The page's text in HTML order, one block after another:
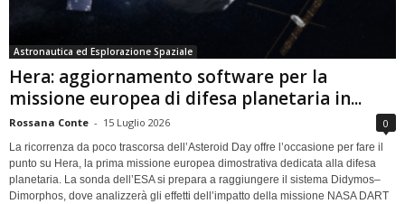
Astronautica ed Esplorazione Spaziale
Hera: aggiornamento software per la
missione europea di difesa planetaria in...
Rossana Conte - 15 Luglio 2026 0
La ricorrenza da poco trascorsa dell’Asteroid Day offre l’occasione per fare il
punto su Hera, la prima missione europea dimostrativa dedicata alla difesa
planetaria. La sonda dell’ESA si prepara a raggiungere il sistema Didymos–
Dimorphos, dove analizzerà gli effetti dell’impatto della missione NASA DART